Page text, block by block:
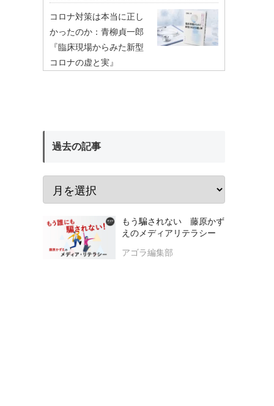
コロナ対策は本当に正し
かったのか：青柳貞一郎
『臨床現場からみた新型
コロナの虚と実』
過去の記事
もう騙されない 藤原かず
えのメディアリテラシー
アゴラ編集部